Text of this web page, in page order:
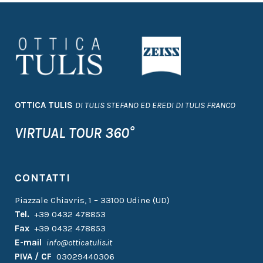
OTTICA TULIS DI TULIS STEFANO ED EREDI DI TULIS FRANCO
VIRTUAL TOUR 360°
CONTATTI
Piazzale Chiavris, 1 – 33100 Udine (UD)
Tel. +39 0432 478853
Fax +39 0432 478853
E-mail info@otticatulis.it
PIVA / CF 03029440306